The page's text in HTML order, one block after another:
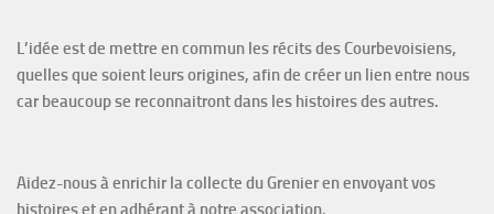
L’idée est de mettre en commun les récits des Courbevoisiens,
quelles que soient leurs origines, afin de créer un lien entre nous
car beaucoup se reconnaitront dans les histoires des autres.
Aidez-nous à enrichir la collecte du Grenier en envoyant vos
histoires et en adhérant à notre association.